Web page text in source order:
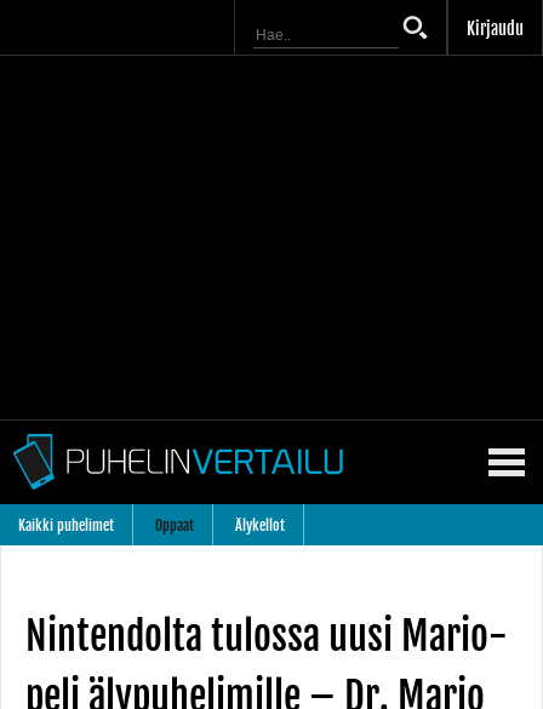
Kirjaudu
Kaikki puhelimet Oppaat Älykellot
Nintendolta tulossa uusi Mario-
peli älypuhelimille – Dr. Mario